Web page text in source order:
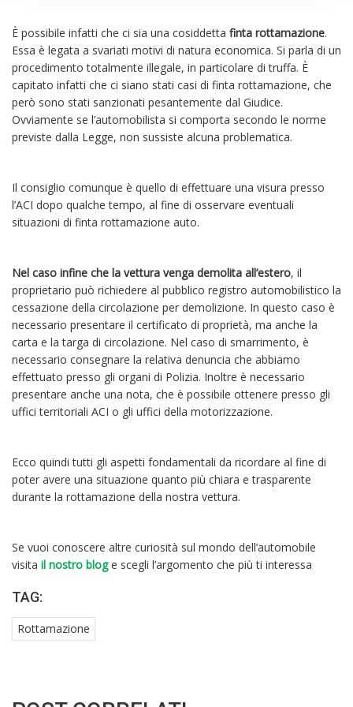
È possibile infatti che ci sia una cosiddetta finta rottamazione.
Essa è legata a svariati motivi di natura economica. Si parla di un
procedimento totalmente illegale, in particolare di truffa. È
capitato infatti che ci siano stati casi di finta rottamazione, che
però sono stati sanzionati pesantemente dal Giudice.
Ovviamente se l’automobilista si comporta secondo le norme
previste dalla Legge, non sussiste alcuna problematica.
Il consiglio comunque è quello di effettuare una visura presso
l’ACI dopo qualche tempo, al fine di osservare eventuali
situazioni di finta rottamazione auto.
Nel caso infine che la vettura venga demolita all’estero, il
proprietario può richiedere al pubblico registro automobilistico la
cessazione della circolazione per demolizione. In questo caso è
necessario presentare il certificato di proprietà, ma anche la
carta e la targa di circolazione. Nel caso di smarrimento, è
necessario consegnare la relativa denuncia che abbiamo
effettuato presso gli organi di Polizia. Inoltre è necessario
presentare anche una nota, che è possibile ottenere presso gli
uffici territoriali ACI o gli uffici della motorizzazione.
Ecco quindi tutti gli aspetti fondamentali da ricordare al fine di
poter avere una situazione quanto più chiara e trasparente
durante la rottamazione della nostra vettura.
Se vuoi conoscere altre curiosità sul mondo dell’automobile
visita il nostro bloge scegli l’argomento che più ti interessa
TAG:
Rottamazione